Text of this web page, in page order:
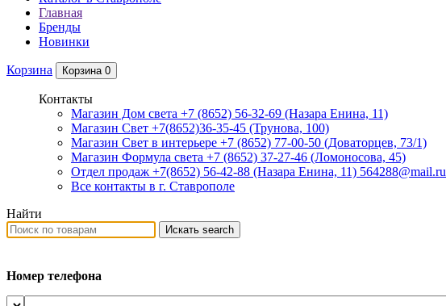
Главная
Бренды
Новинки
Корзина Корзина 0
Контакты
Магазин Дом света +7 (8652) 56-32-69 (Назара Енина, 11)
Магазин Свет +7(8652)36-35-45 (Трунова, 100)
Магазин Свет в интерьере +7 (8652) 77-00-50 (Доваторцев, 73/1)
Магазин Формула света +7 (8652) 37-27-46 (Ломоносова, 45)
Отдел продаж +7(8652) 56-42-88 (Назара Енина, 11) 564288@mail.ru
Все контакты в г. Ставрополе
Найти
Искать search
Номер телефона